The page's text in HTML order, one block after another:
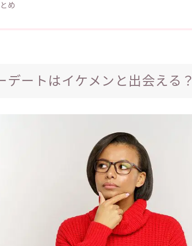
め
デートはイケメンと出会える？